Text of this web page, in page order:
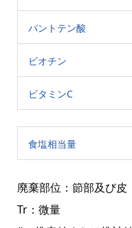
パントテン酸
ビオチン
ビタミンC
食塩相当量
廃棄部位：節部及び皮
Tr：微量